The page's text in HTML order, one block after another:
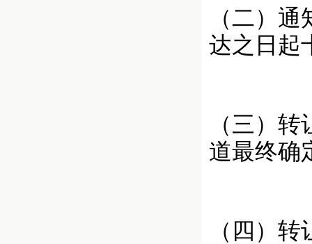
（二）
达之日起
（三）
道最终确
（四）